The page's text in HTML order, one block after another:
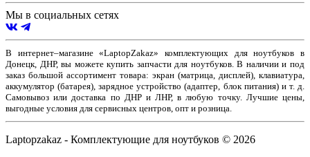
Мы в социальных сетях
В интернет–магазине «LaptopZakaz» комплектующих для ноутбуков в
Донецк, ДНР, вы можете купить запчасти для ноутбуков. В наличии и под
заказ большой ассортимент товара: экран (матрица, дисплей), клавиатура,
аккумулятор (батарея), зарядное устройство (адаптер, блок питания) и т. д.
Самовывоз или доставка по ДНР и ЛНР, в любую точку. Лучшие цены,
выгодные условия для сервисных центров, опт и розница.
Laptopzakaz - Комплектующие для ноутбуков © 2026